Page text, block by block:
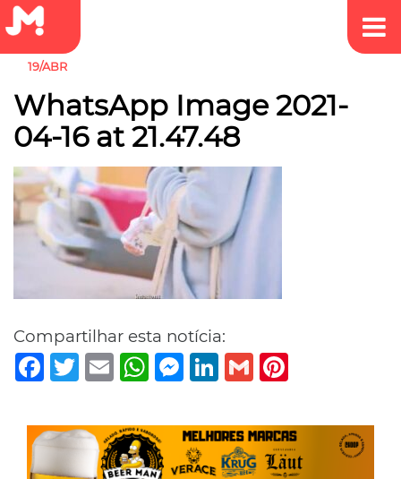
19/ABR
WhatsApp Image 2021-
04-16 at 21.47.48
Compartilhar esta notícia:
Facebook
TwitterEmail WhatsAppMessenger
LinkedIn
Gmail